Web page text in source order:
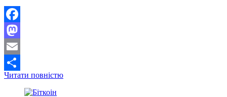
Facebook
Mastodon
Email
Поділитися
Читати повністюЩо